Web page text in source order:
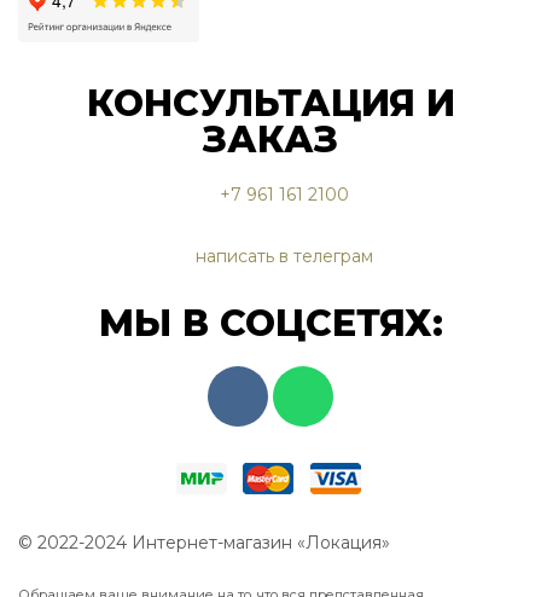
КОНСУЛЬТАЦИЯ И
ЗАКАЗ
+7 961 161 2100
написать в телеграм
МЫ В СОЦСЕТЯХ:
© 2022-2024 Интернет-магазин «Локация»